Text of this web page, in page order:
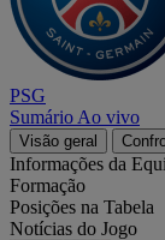
PSG
Sumário Ao vivo
Visão geral
Informações da
Formação
Posições na Tabela
Notícias do Jogo